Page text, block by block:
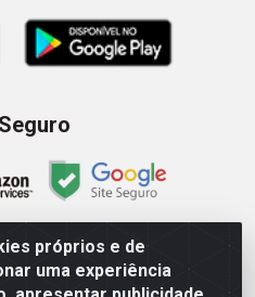
próprios e de
uma experiência
- Av. Senador Queiróz, 274